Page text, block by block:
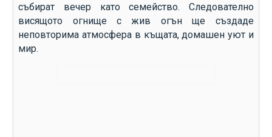
събират вечер като семейство. Следователно
висящото огнище с жив огън ще създаде
неповторима атмосфера в къщата, домашен уют и
мир.